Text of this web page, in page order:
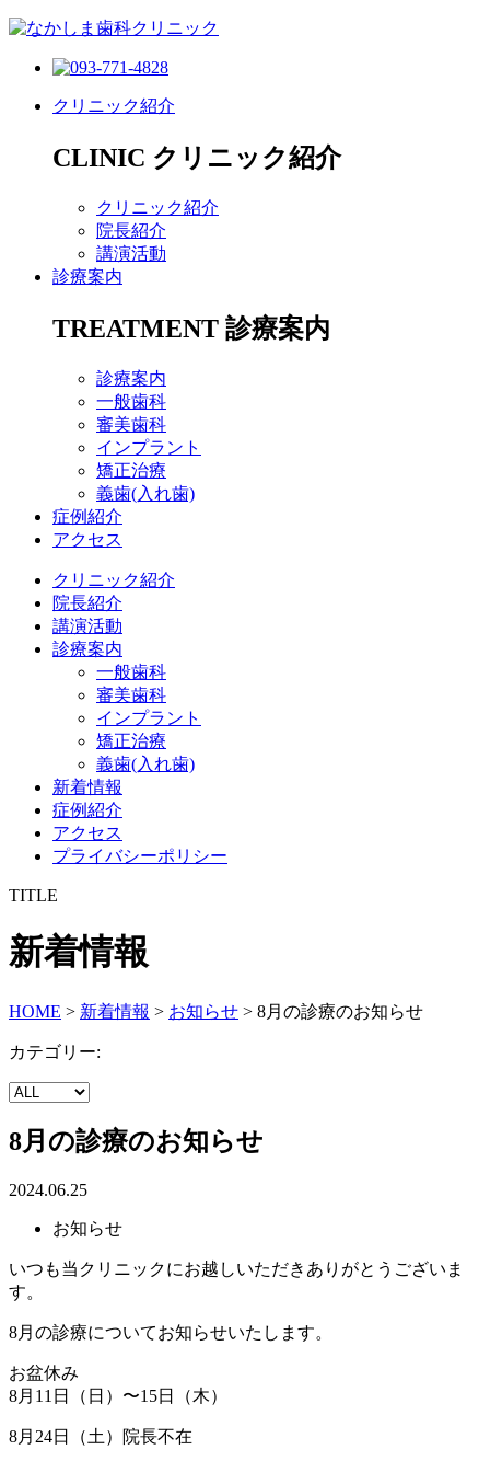
クリニック紹介
CLINIC クリニック紹介
クリニック紹介
院長紹介
講演活動
診療案内
TREATMENT 診療案内
診療案内
一般歯科
審美歯科
インプラント
矯正治療
義歯(入れ歯)
症例紹介
アクセス
クリニック紹介
院長紹介
講演活動
診療案内
一般歯科
審美歯科
インプラント
矯正治療
義歯(入れ歯)
新着情報
症例紹介
アクセス
プライバシーポリシー
TITLE
新着情報
HOME > 新着情報 > お知らせ > 8月の診療のお知らせ
カテゴリー:
8月の診療のお知らせ
2024.06.25
お知らせ
いつも当クリニックにお越しいただきありがとうございま
す。
8月の診療についてお知らせいたします。
お盆休み
8月11日（日）〜15日（木）
8月24日（土）院長不在